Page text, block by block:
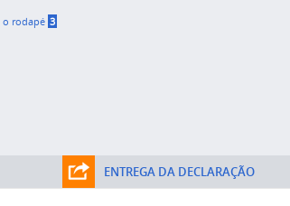
o rodapé 3
ENTREGA DA DECLARAÇÃO